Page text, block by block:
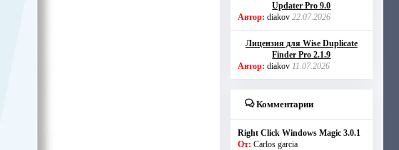
Updater Pro 9.0
Автор: diakov 22.07.2026
Лицензия для Wise Duplicate
Finder Pro 2.1.9
Автор: diakov 11.07.2026
Комментарии
Right Click Windows Magic 3.0.1
От: Carlos garcia